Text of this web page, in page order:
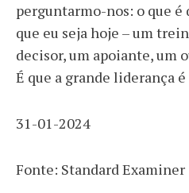
perguntarmo-nos: o que é
que eu seja hoje – um
decisor, um apoiante, um
É que a grande liderança
31-01-2024
Fonte: Standard Examiner